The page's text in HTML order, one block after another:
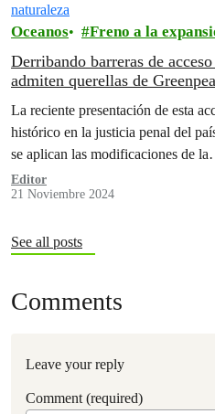
Oceanos Freno a la
Derribando barreras de acceso
admiten querellas de
para defender la naturaleza
La reciente presentación de esta
histórico en la justicia penal del
se aplican las modificaciones de
Editor
21 Noviembre 2024
See all posts
Comments
Leave your reply
Comment (required)